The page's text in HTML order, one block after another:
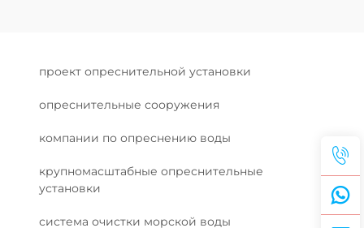
проект опреснительной установки
опреснительные сооружения
компании по опреснению воды
крупномасштабные опреснительные
установки
система очистки морской воды